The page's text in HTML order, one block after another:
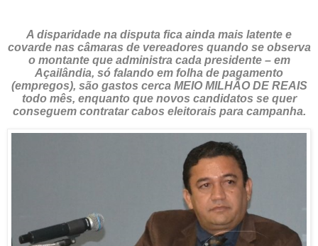
A disparidade na disputa fica ainda mais latente e
covarde nas câmaras de vereadores quando se observa
o montante que administra cada presidente – em
Açailândia, só falando em folha de pagamento
(empregos), são gastos cerca MEIO MILHÃO DE REAIS
todo mês, enquanto que novos candidatos se quer
conseguem contratar cabos eleitorais para campanha.